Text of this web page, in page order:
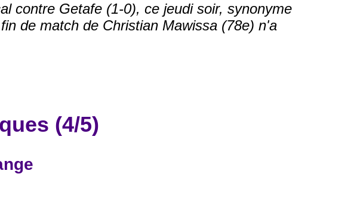
contre Getafe (1-0), ce jeudi soir, synonyme
de match de Christian Mawissa (78e) n'a
(4/5)